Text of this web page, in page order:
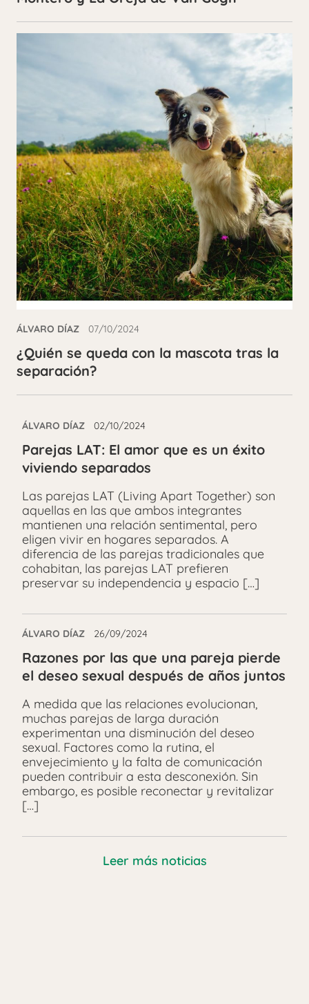
ÁLVARO DÍAZ 07/10/2024
¿Quién se queda con la mascota tras la
separación?
ÁLVARO DÍAZ 02/10/2024
Parejas LAT: El amor que es un éxito
viviendo separados
Las parejas LAT (Living Apart Together) son
aquellas en las que ambos integrantes
mantienen una relación sentimental, pero
eligen vivir en hogares separados. A
diferencia de las parejas tradicionales que
cohabitan, las parejas LAT prefieren
preservar su independencia y espacio […]
ÁLVARO DÍAZ 26/09/2024
Razones por las que una pareja pierde
el deseo sexual después de años juntos
A medida que las relaciones evolucionan,
muchas parejas de larga duración
experimentan una disminución del deseo
sexual. Factores como la rutina, el
envejecimiento y la falta de comunicación
pueden contribuir a esta desconexión. Sin
embargo, es posible reconectar y revitalizar
[…]
Leer más noticias